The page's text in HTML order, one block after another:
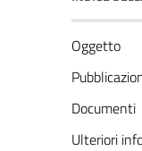
Oggetto
Documenti
Ulteriori